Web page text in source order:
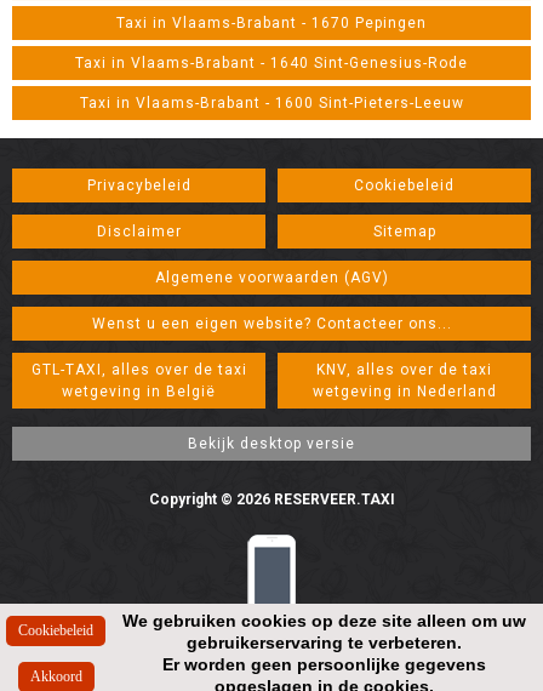
We gebruiken cookies op deze site alleen om uw
gebruikerservaring te verbeteren.
Er worden geen persoonlijke gegevens
opgeslagen in de cookies.
Taxi in Vlaams-Brabant - 1670 Pepingen
Taxi in Vlaams-Brabant - 1640 Sint-Genesius-Rode
Taxi in Vlaams-Brabant - 1600 Sint-Pieters-Leeuw
Privacybeleid Cookiebeleid
Disclaimer Sitemap
Algemene voorwaarden (AGV)
Wenst u een eigen website? Contacteer ons...
GTL-TAXI, alles over de taxi
wetgeving in België
KNV, alles over de taxi
wetgeving in Nederland
Copyright © 2026 RESERVEER.TAXI
Resolution: 448*896